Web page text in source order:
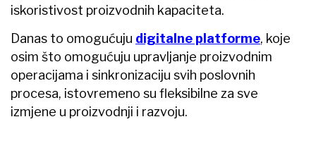
iskoristivost proizvodnih kapaciteta.
Danas to omogućuju digitalne platforme, koje
osim što omogućuju upravljanje proizvodnim
operacijama i sinkronizaciju svih poslovnih
procesa, istovremeno su fleksibilne za sve
izmjene u proizvodnji i razvoju.